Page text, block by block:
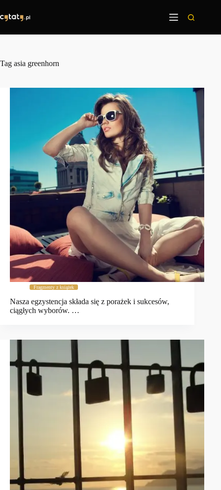
treści
Tag asia greenhorn
Fragmenty z książek
Nasza egzystencja składa się z porażek i sukcesów,
ciągłych wyborów. …